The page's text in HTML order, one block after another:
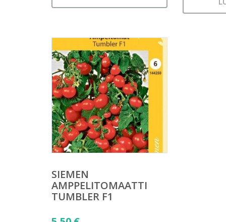
SIEMEN
AMPPELITOMAATTI
TUMBLER F1